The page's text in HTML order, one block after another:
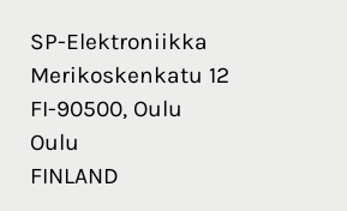
SP-Elektroniikka
Merikoskenkatu 12
FI-90500, Oulu
Oulu
FINLAND